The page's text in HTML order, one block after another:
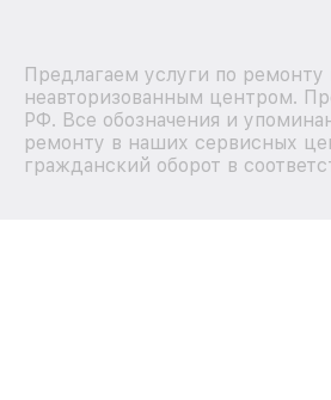
Предлагаем услуги по
неавторизованным центром.
РФ. Все обозначения и
ремонту в наших сервисных
гражданский оборот в